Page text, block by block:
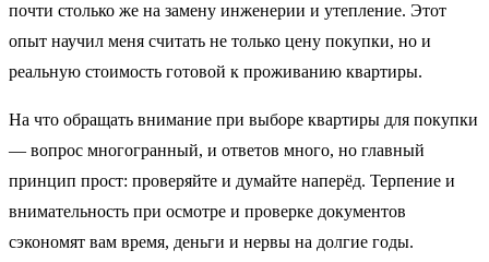
почти столько же на замену инженерии и утепление. Этот
опыт научил меня считать не только цену покупки, но и
реальную стоимость готовой к проживанию квартиры.
На что обращать внимание при выборе квартиры для покупки
— вопрос многогранный, и ответов много, но главный
принцип прост: проверяйте и думайте наперёд. Терпение и
внимательность при осмотре и проверке документов
сэкономят вам время, деньги и нервы на долгие годы.